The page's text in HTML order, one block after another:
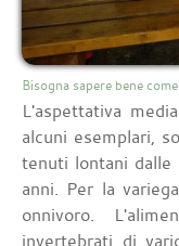
Bisogna sapere bene
L'aspettativa
alcuni esemplari,
tenuti lontani dalle
anni. Per la
onnivoro.
invertebrati di